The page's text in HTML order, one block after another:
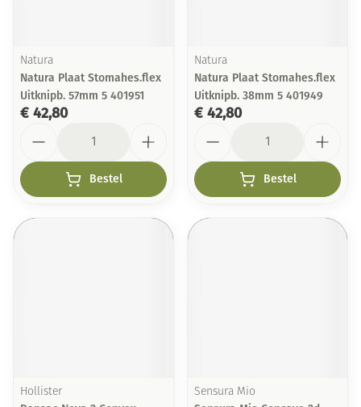
Natura
Natura Plaat Stomahes.flex
Uitknipb. 57mm 5 401951
€ 42,80
Bestel
Natura
Natura Plaat Stomahes.flex
Uitknipb. 38mm 5 401949
€ 42,80
Bestel
Hollister Sensura Mio